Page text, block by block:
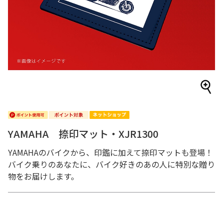
YAMAHA 捺印マット・XJR1300
YAMAHAのバイクから、印鑑に加えて捺印マットも登場！
バイク乗りのあなたに、バイク好きのあの人に特別な贈り
物をお届けします。